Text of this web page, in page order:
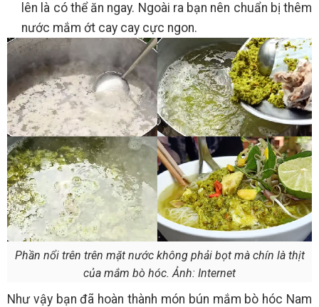
lên là có thể ăn ngay. Ngoài ra bạn nên chuẩn bị thêm
nước mắm ớt cay cay cực ngon.
Phần nổi trên trên mặt nước không phải bọt mà chín là thịt
của mắm bò hóc. Ảnh: Internet
Như vậy bạn đã hoàn thành món bún mắm bò hóc Nam